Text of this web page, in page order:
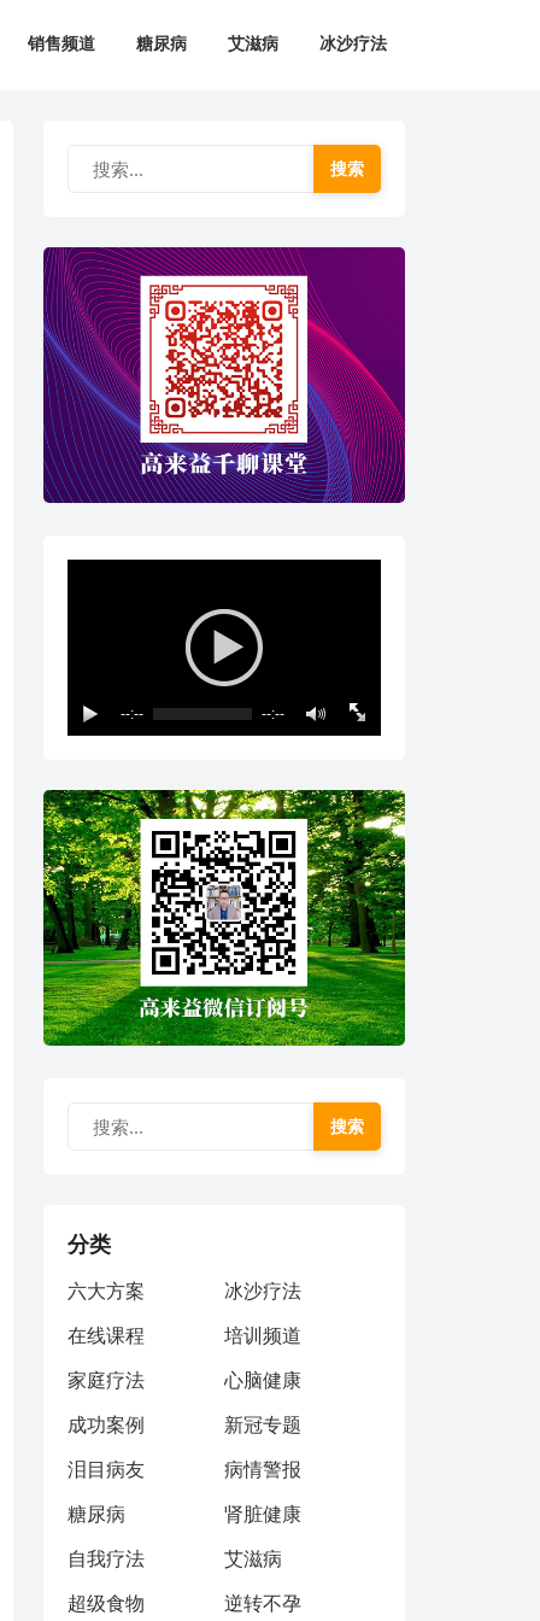
销售频道 糖尿病 艾滋病 冰沙疗法
搜索
--:-- --:--
搜索
分类
六大方案
冰沙疗法
在线课程
培训频道
家庭疗法
心脑健康
成功案例
新冠专题
泪目病友
病情警报
糖尿病
肾脏健康
自我疗法
艾滋病
超级食物
逆转不孕